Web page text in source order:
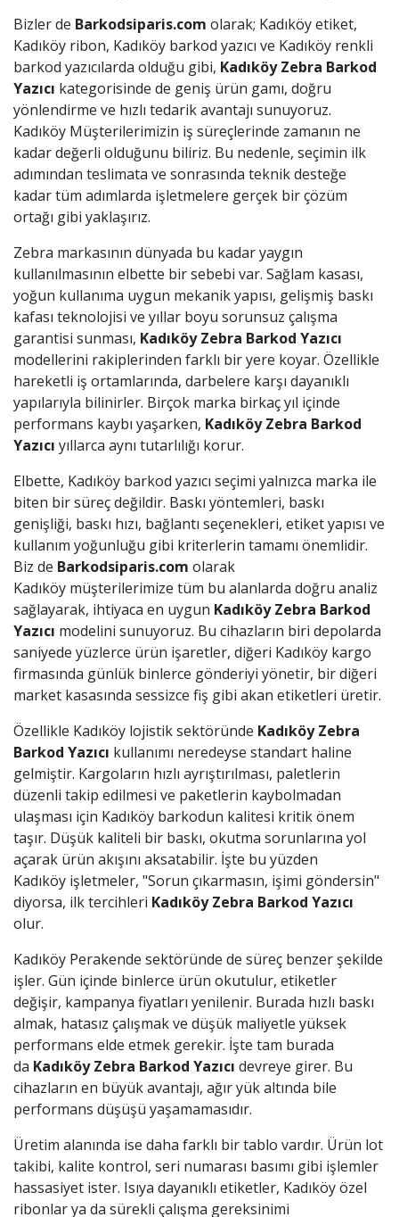
Bizler de Barkodsiparis.com olarak; Kadıköy etiket,
Kadıköy ribon, Kadıköy barkod yazıcı ve Kadıköy renkli
barkod yazıcılarda olduğu gibi, KadıköyZebra Barkod
Yazıcı kategorisinde de geniş ürün gamı, doğru
yönlendirme ve hızlı tedarik avantajı sunuyoruz.
Kadıköy Müşterilerimizin iş süreçlerinde zamanın ne
kadar değerli olduğunu biliriz. Bu nedenle, seçimin ilk
adımından teslimata ve sonrasında teknik desteğe
kadar tüm adımlarda işletmelere gerçek bir çözüm
ortağı gibi yaklaşırız.
Zebra markasının dünyada bu kadar yaygın
kullanılmasının elbette bir sebebi var. Sağlam kasası,
yoğun kullanıma uygun mekanik yapısı, gelişmiş baskı
kafası teknolojisi ve yıllar boyu sorunsuz çalışma
garantisi sunması, KadıköyZebra Barkod Yazıcı
modellerini rakiplerinden farklı bir yere koyar. Özellikle
hareketli iş ortamlarında, darbelere karşı dayanıklı
yapılarıyla bilinirler. Birçok marka birkaç yıl içinde
performans kaybı yaşarken, KadıköyZebra Barkod
Yazıcı yıllarca aynı tutarlılığı korur.
Elbette, Kadıköy barkod yazıcı seçimi yalnızca marka ile
biten bir süreç değildir. Baskı yöntemleri, baskı
genişliği, baskı hızı, bağlantı seçenekleri, etiket yapısı ve
kullanım yoğunluğu gibi kriterlerin tamamı önemlidir.
Biz de Barkodsiparis.com olarak
Kadıköy müşterilerimize tüm bu alanlarda doğru analiz
sağlayarak, ihtiyaca en uygun KadıköyZebra Barkod
Yazıcı modelini sunuyoruz. Bu cihazların biri depolarda
saniyede yüzlerce ürün işaretler, diğeri Kadıköy kargo
firmasında günlük binlerce gönderiyi yönetir, bir diğeri
market kasasında sessizce fiş gibi akan etiketleri üretir.
Özellikle Kadıköy lojistik sektöründe KadıköyZebra
Barkod Yazıcı kullanımı neredeyse standart haline
gelmiştir. Kargoların hızlı ayrıştırılması, paletlerin
düzenli takip edilmesi ve paketlerin kaybolmadan
ulaşması için Kadıköy barkodun kalitesi kritik önem
taşır. Düşük kaliteli bir baskı, okutma sorunlarına yol
açarak ürün akışını aksatabilir. İşte bu yüzden
Kadıköy işletmeler, "Sorun çıkarmasın, işimi göndersin"
diyorsa, ilk tercihleri KadıköyZebra Barkod Yazıcı
olur.
Kadıköy Perakende sektöründe de süreç benzer şekilde
işler. Gün içinde binlerce ürün okutulur, etiketler
değişir, kampanya fiyatları yenilenir. Burada hızlı baskı
almak, hatasız çalışmak ve düşük maliyetle yüksek
performans elde etmek gerekir. İşte tam burada
da KadıköyZebra Barkod Yazıcı devreye girer. Bu
cihazların en büyük avantajı, ağır yük altında bile
performans düşüşü yaşamamasıdır.
Üretim alanında ise daha farklı bir tablo vardır. Ürün lot
takibi, kalite kontrol, seri numarası basımı gibi işlemler
hassasiyet ister. Isıya dayanıklı etiketler, Kadıköy özel
ribonlar ya da sürekli çalışma gereksinimi